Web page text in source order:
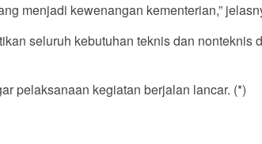
menjadi kewenangan kementerian,”
seluruh kebutuhan teknis dan nonteknis
pelaksanaan kegiatan berjalan lancar. (*)